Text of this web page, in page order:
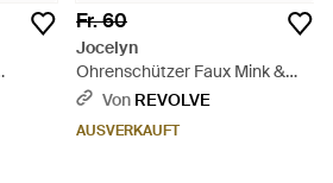
Fr. 60
Jocelyn
Ohrenschützer Faux Mink &
Leather - Braun
Von REVOLVE
AUSVERKAUFT